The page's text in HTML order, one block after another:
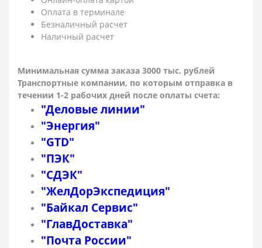
Оплата в терминале
Безналичный расчет
Наличный расчет
Минимальная сумма заказа 3000 тыс. рублей
Транспортные компании, по которым отправка в
течении 1-2 рабочих дней после оплаты счета:
"Деловые линии"
"Энергия"
"GTD"
"ПЭК"
"СДЭК"
"ЖелДорЭкспедиция"
"Байкал Сервис"
"ГлавДоставка"
"Почта России"